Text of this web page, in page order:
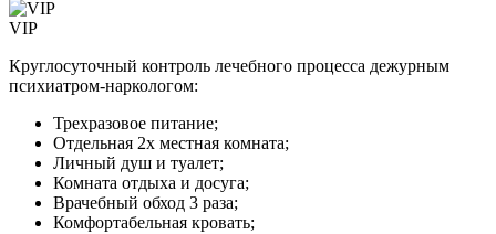
VIP
Круглосуточный контроль лечебного процесса дежурным
психиатром-наркологом:
Трехразовое питание;
Отдельная 2х местная комната;
Личный душ и туалет;
Комната отдыха и досуга;
Врачебный обход 3 раза;
Комфортабельная кровать;